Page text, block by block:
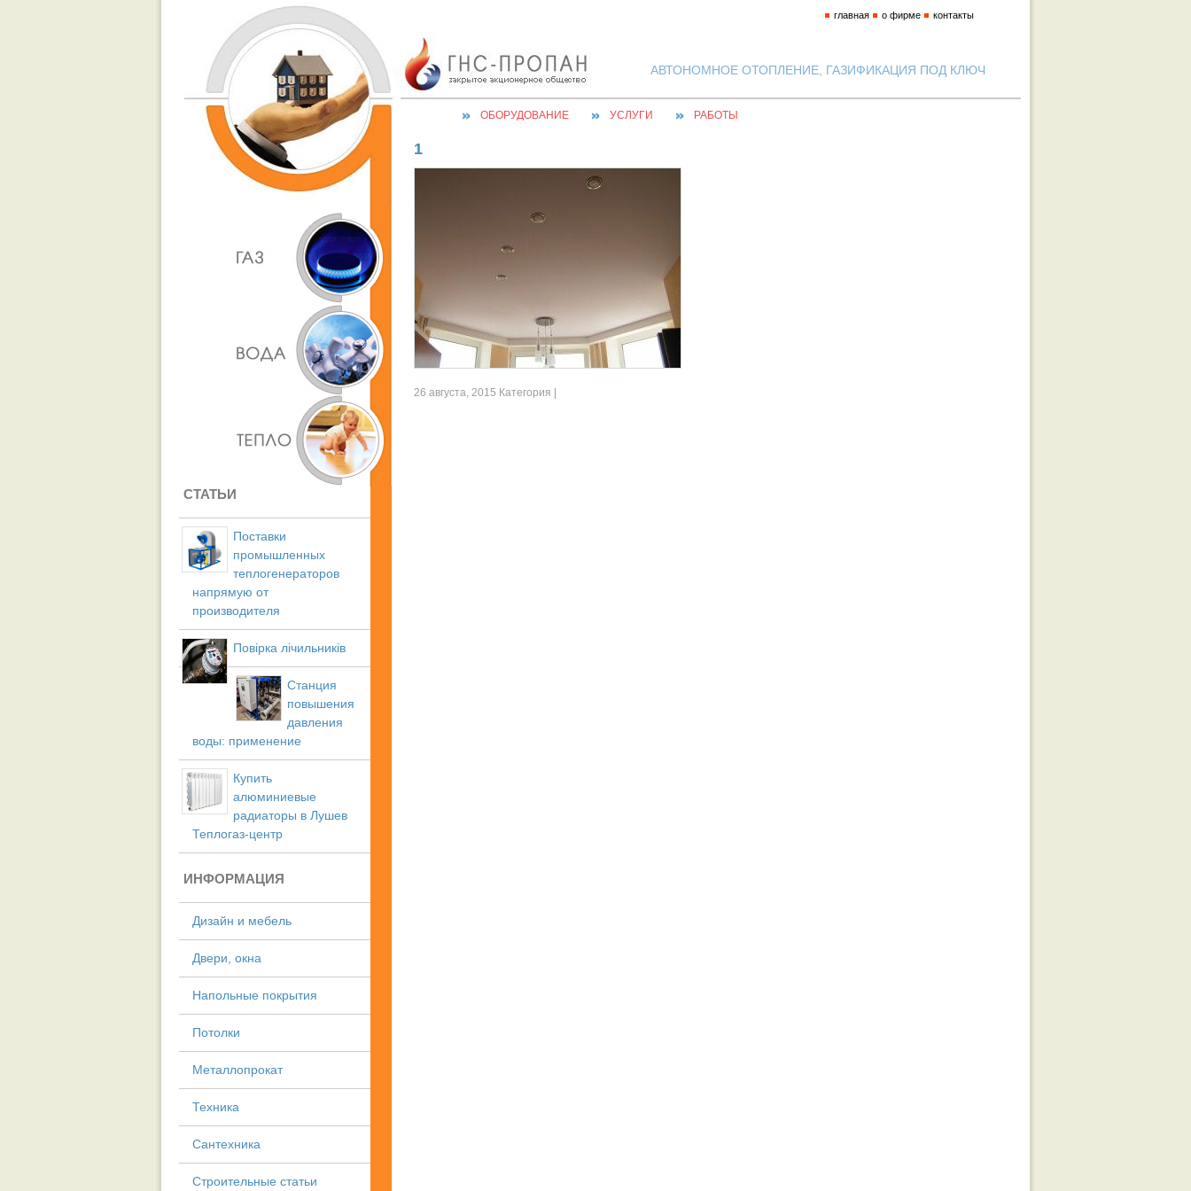
АВТОНОМНОЕ ОТОПЛЕНИЕ, ГАЗИФИКАЦИЯ ПОД КЛЮЧ
главная о фирме контакты
ОБОРУДОВАНИЕ УСЛУГИ РАБОТЫ
СТАТЬИ
Поставки
промышленных
теплогенераторов
напрямую от
производителя
Повірка лічильників
Станция
повышения
давления
воды: применение
Купить
алюминиевые
радиаторы в Лушев
Теплогаз-центр
ИНФОРМАЦИЯ
Дизайн и мебель
Двери, окна
Напольные покрытия
Потолки
Металлопрокат
Техника
Сантехника
Строительные статьи
1
26 августа, 2015 Категория |